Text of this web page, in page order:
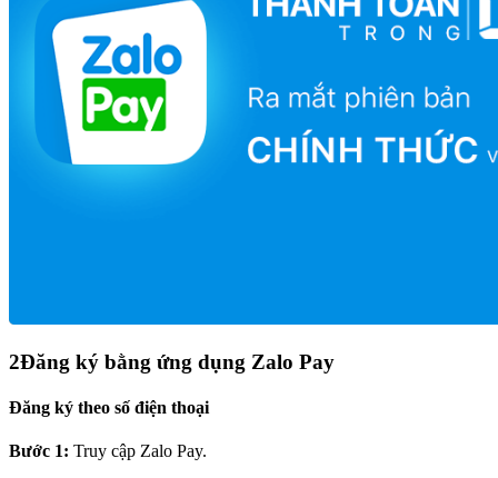
2Đăng ký bằng ứng dụng Zalo Pay
Đăng ký theo số điện thoại
Bước 1: Truy cập Zalo Pay.